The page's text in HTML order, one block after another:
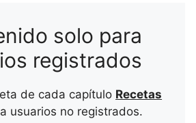
solo para
registrados
de cada capítulo Recetas
usuarios no registrados.